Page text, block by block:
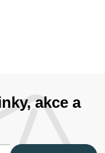
akce a